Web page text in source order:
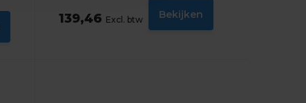
139,46 Excl. btw Bekijken